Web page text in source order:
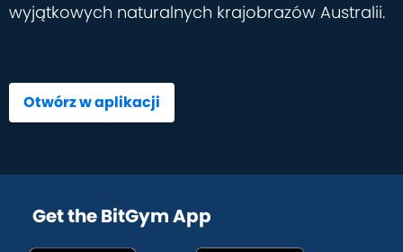
wyjątkowych naturalnych krajobrazów Australii.
Otwórz w aplikacji
Get the BitGym App